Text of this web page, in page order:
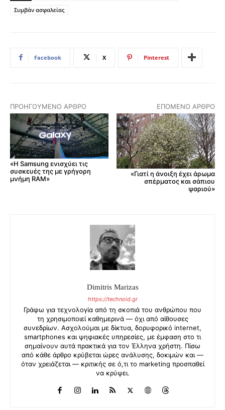
Συμβάν ασφαλείας
Facebook X Pinterest
ΠΡΟΗΓΟΎΜΕΝΟ ΆΡΘΡΟ
«Η Samsung ενισχύει τις
συσκευές της με γρήγορη
μνήμη RAM»
ΕΠΌΜΕΝΟ ΆΡΘΡΟ
«Γιατί η άνοιξη έχει άρωμα
σπέρματος και σάπιου
ψαριού»
Dimitris Marizas
https://technoid.gr
Γράφω για τεχνολογία από τη σκοπιά του ανθρώπου που
τη χρησιμοποιεί καθημερινά — όχι από αίθουσες
συνεδρίων. Ασχολούμαι με δίκτυα, δορυφορικό internet,
smartphones και ψηφιακές υπηρεσίες, με έμφαση στο τι
σημαίνουν αυτά πρακτικά για τον Έλληνα χρήστη. Πίσω
από κάθε άρθρο κρύβεται ώρες ανάλυσης, δοκιμών και —
όταν χρειάζεται — κριτικής σε ό,τι το marketing προσπαθεί
να κρύψει.